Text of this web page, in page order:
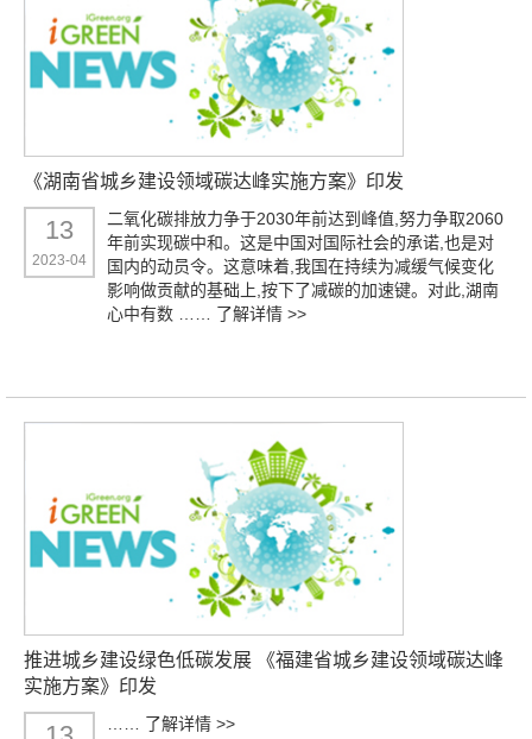
《湖南省城乡建设领域碳达峰实施方案》印发
13
2023-04
二氧化碳排放力争于2030年前达到峰值,努力争取2060
年前实现碳中和。这是中国对国际社会的承诺,也是对
国内的动员令。这意味着,我国在持续为减缓气候变化
影响做贡献的基础上,按下了减碳的加速键。对此,湖南
心中有数 …… 了解详情 >>
推进城乡建设绿色低碳发展 《福建省城乡建设领域碳达峰
实施方案》印发
…… 了解详情 >>